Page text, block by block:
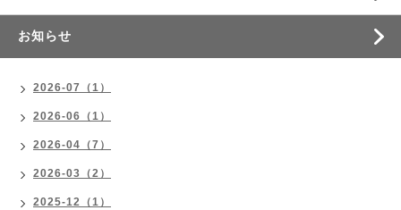
お知らせ
2026-07（1）
2026-06（1）
2026-04（7）
2026-03（2）
2025-12（1）